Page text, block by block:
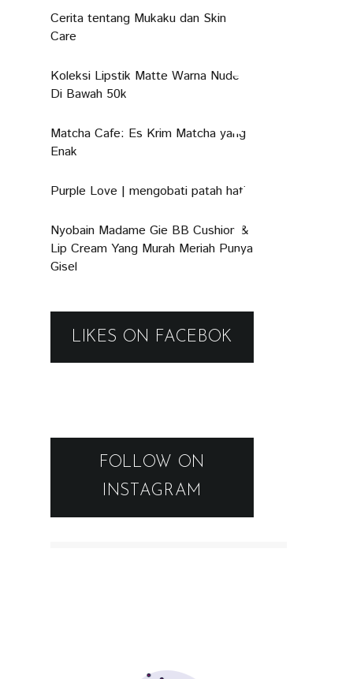
Cerita tentang Mukaku dan Skin
Care
Koleksi Lipstik Matte Warna Nude
Di Bawah 50k
Matcha Cafe: Es Krim Matcha yang
Enak
Purple Love | mengobati patah hati
Nyobain Madame Gie BB Cushion &
Lip Cream Yang Murah Meriah Punya
Gisel
LIKES ON FACEBOK
FOLLOW ON
INSTAGRAM